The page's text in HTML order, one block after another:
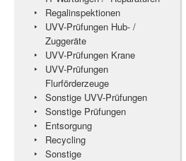
Regalinspektionen
UVV-Prüfungen Hub- /
Zuggeräte
UVV-Prüfungen Krane
UVV-Prüfungen
Flurförderzeuge
Sonstige UVV-Prüfungen
Sonstige Prüfungen
Entsorgung
Recycling
Sonstige